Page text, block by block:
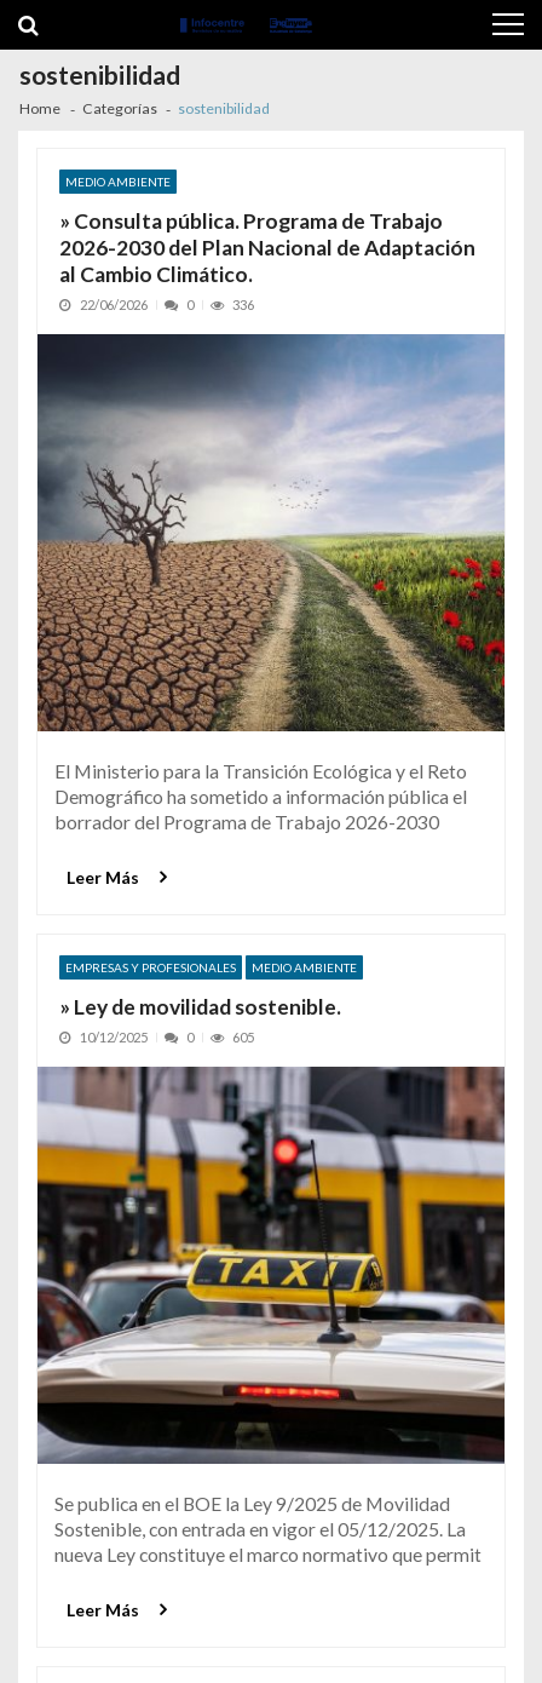
sostenibilidad
Home Categorías sostenibilidad
MEDIO AMBIENTE
» Consulta pública. Programa de Trabajo
2026-2030 del Plan Nacional de Adaptación
al Cambio Climático.
22/06/2026 0 336
El Ministerio para la Transición Ecológica y el Reto
Demográfico ha sometido a información pública el
borrador del Programa de Trabajo 2026-2030
Leer Más
EMPRESAS Y PROFESIONALES MEDIO AMBIENTE
» Ley de movilidad sostenible.
10/12/2025 0 605
Se publica en el BOE la Ley 9/2025 de Movilidad
Sostenible, con entrada en vigor el 05/12/2025. La
nueva Ley constituye el marco normativo que permit
Leer Más